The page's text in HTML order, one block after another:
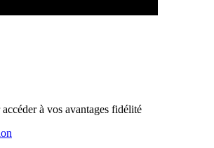
à vos avantages fidélité